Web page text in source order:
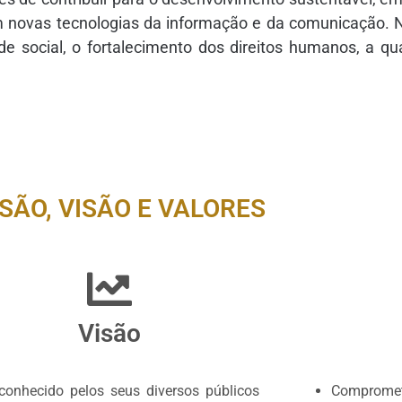
tecnologias da informação e da comunicação.
social, o fortalecimento dos direitos humanos, a
VISÃO E VALORES
Visão
pelos seus diversos públicos